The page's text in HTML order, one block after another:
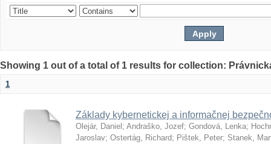
Showing 1 out of a total of 1 results for collection:
1
Základy kybernetickej a informačnej
Olejár, Daniel ; Andraško, Jozef; Gondová, Lenka;
Jaroslav; Ostertág, Richard; Pištek, Peter; Stanek,